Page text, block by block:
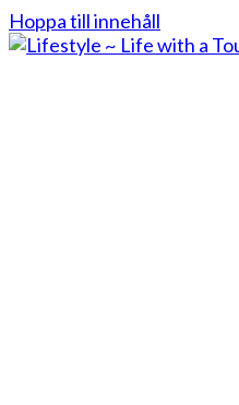
Hoppa till innehåll